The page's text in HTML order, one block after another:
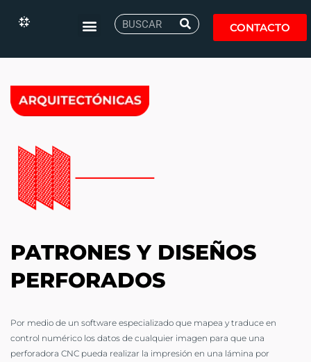
CONTACTO
PATRONES Y DISEÑOS
PERFORADOS
Por medio de un software especializado que mapea y traduce en
control numérico los datos de cualquier imagen para que una
perforadora CNC pueda realizar la impresión en una lámina por